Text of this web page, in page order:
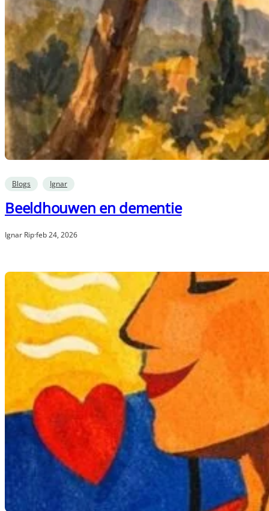
Blogs Ignar
Beeldhouwen en dementie
Ignar Rip·feb 24, 2026